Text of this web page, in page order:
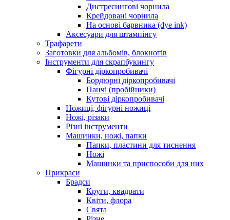
Дистресингові чорнила
Крейдовані чорнила
На основі барвника (dye ink)
Аксесуари для штампінгу
Трафарети
Заготовки для альбомів, блокнотів
Інструменти для скрапбукингу
Фігурні діркопробивачі
Бордюрні діркопробивачі
Панчі (пробійники)
Кутові діркопробивачі
Ножиці, фігурні ножиці
Ножі, різаки
Різні інструменти
Машинки, ножі, папки
Папки, пластини для тиснення
Ножі
Машинки та приспособи для них
Прикраси
Брадси
Круги, квадрати
Квіти, флора
Свята